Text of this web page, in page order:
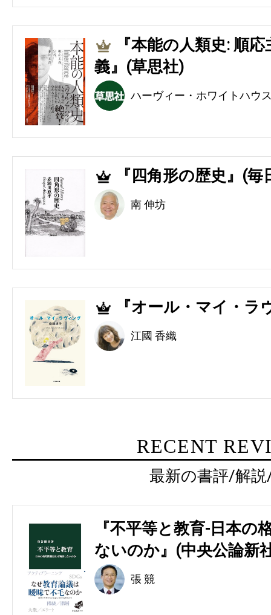
3
『本能の人類史: 順
義』(草思社)
ハーヴィー・ホワイトハウ
4 『四角形の歴史』(毎
南 伸坊
5 『オール・マイ・ラ
江國 香織
RECENT
最新の書評/解
『不平等と教育-日本の
ないのか』(中央公論新
張 競